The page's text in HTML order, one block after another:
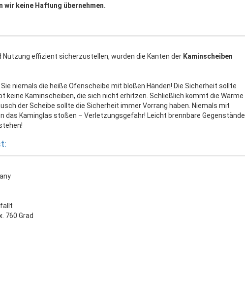
wir keine Haftung übernehmen.
effizient sicherzustellen, wurden die Kanten der Kaminscheiben
niemals die heiße Ofenscheibe mit bloßen Händen! Die Sicherheit sollte
keine Kaminscheiben, die sich nicht erhitzen. Schließlich kommt die Wärme
der Scheibe sollte die Sicherheit immer Vorrang haben. Niemals mit
das Kaminglas stoßen – Verletzungsgefahr! Leicht brennbare Gegenstände
760 Grad